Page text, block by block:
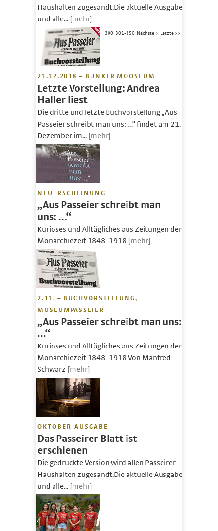
Haushalten zugesandt.Die aktuelle Ausgabe
und alle... [mehr]
21.12.2018 – BUNKER MOOSEUM
Letzte Vorstellung: Andrea
Haller liest
Die dritte und letzte Buchvorstellung „Aus
Passeier schreibt man uns: …“ findet am 21.
Dezember im... [mehr]
NEUERSCHEINUNG
„Aus Passeier schreibt man
uns: …“
Kurioses und Alltägliches aus Zeitungen der
Monarchiezeit 1848–1918 [mehr]
2.11. – BUCHVORSTELLUNG,
MUSEUMPASSEIER
„Aus Passeier schreibt man uns:
…“
Kurioses und Alltägliches aus Zeitungen der
Monarchiezeit 1848–1918 Von Manfred
Schwarz [mehr]
OKTOBER-AUSGABE
Das Passeirer Blatt ist
erschienen
Die gedruckte Version wird allen Passeirer
Haushalten zugesandt.Die aktuelle Ausgabe
und alle... [mehr]
300 301-350 Nächste > Letzte >>